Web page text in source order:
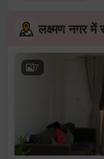
लक्ष्मण नगर में
7